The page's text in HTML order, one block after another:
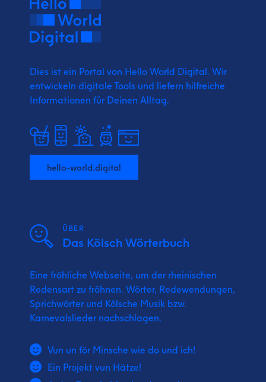
Dies ist ein Portal von Hello World Digital. Wir
entwickeln digitale Tools und liefern hilfreiche
Informationen für Deinen Alltag.
hello-world.digital
ÜBER
Das Kölsch Wörterbuch
Eine fröhliche Webseite, um der rheinischen
Redensart zu fröhnen. Wörter, Redewendungen,
Sprichwörter und Kölsche Musik bzw.
Karnevalslieder nachschlagen.
Vun un för Minsche wie do und ich!
Ein Projekt vun Hätze!